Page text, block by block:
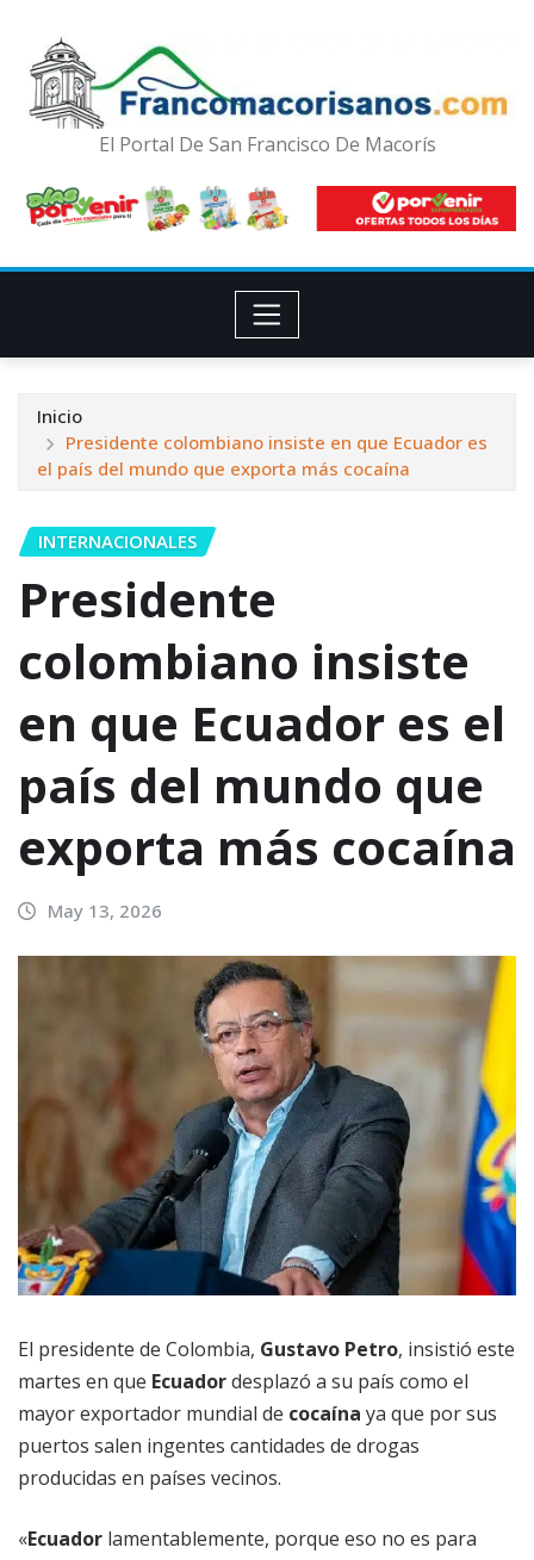
El Portal De San Francisco De Macorís
Inicio
Presidente colombiano insiste en que Ecuador es
el país del mundo que exporta más cocaína
INTERNACIONALES
Presidente
colombiano insiste
en que Ecuador es el
país del mundo que
exporta más cocaína
May 13, 2026
El presidente de Colombia, Gustavo Petro, insistió este
martes en que Ecuadordesplazó a su país como el
mayor exportador mundial de cocaína ya que por sus
puertos salen ingentes cantidades de drogas
producidas en países vecinos.
«Ecuador lamentablemente, porque eso no es para